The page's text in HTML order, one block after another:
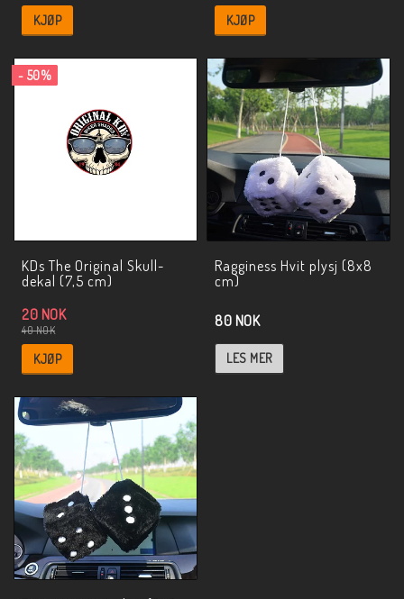
KJØP KJØP
- 50%
KDs The Original Skull-
dekal (7,5 cm)
40 NOK
20 NOK
KJØP
Ragginess Hvit plysj (8x8
cm)
80 NOK
LES MER